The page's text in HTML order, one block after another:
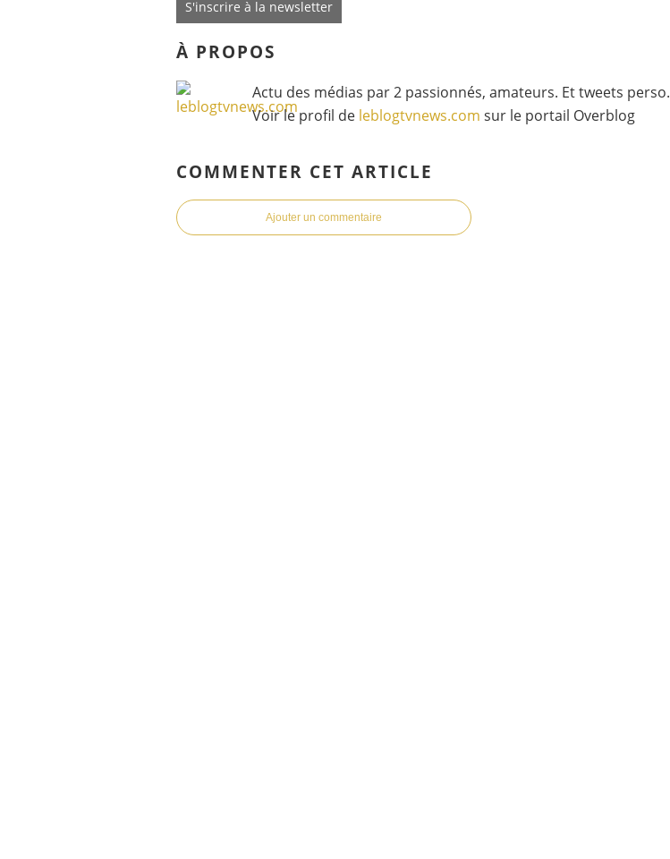
S'inscrire à la newsletter
À PROPOS
Actu des médias par 2 passionnés, amateurs. Et tweets perso.
Voir le profil de leblogtvnews.com sur le portail Overblog
COMMENTER CET ARTICLE
Ajouter un commentaire